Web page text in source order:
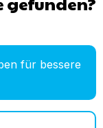
für bessere